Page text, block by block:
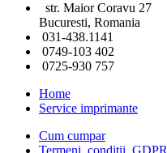
str. Maior Coravu 27
Bucuresti, Romania
031-438.1141
0749-103 402
0725-930 757
Home
Service imprimante
Cum cumpar